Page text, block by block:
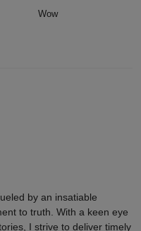
Wow
by an insatiable
to truth. With a keen eye
I strive to deliver timely